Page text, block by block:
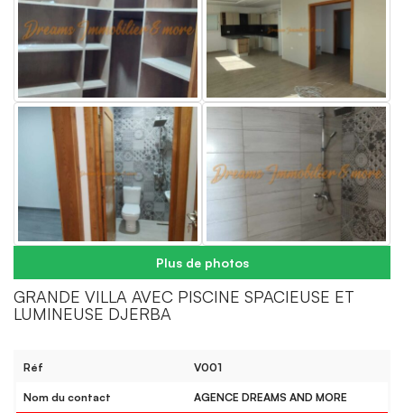
Plus de photos
GRANDE VILLA AVEC PISCINE SPACIEUSE ET
LUMINEUSE DJERBA
Réf V001
Nom du contact AGENCE DREAMS AND MORE